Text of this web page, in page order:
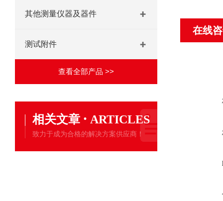
其他测量仪器及器件
测试附件
查看全部产品 >>
相关文章 · ARTICLES
致力于成为合格的解决方案供应商！
在线